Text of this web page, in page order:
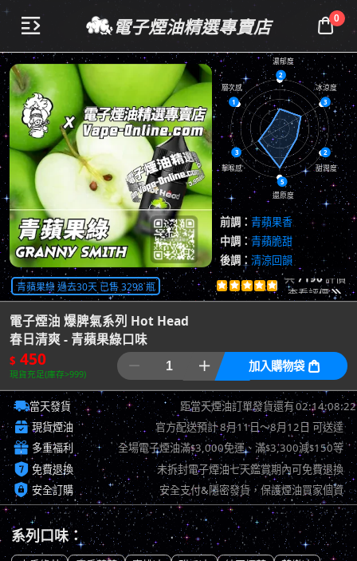
 電子煙油精選專賣店 0
2
3
2
5
3
1
濃郁度
冰涼度
甜潤度
還原度
擊喉感
層次感
前調： 青蘋果香
中調：青蘋脆甜
後調： 清涼回韻
青蘋果綠 過去30天 已售 3298 瓶      共 7196 評價
查看評價
電子煙油 爆脾氣系列 Hot Head
春日清爽 - 青蘋果綠口味
$ 450
現貨充足(庫存>999)
  加入購物袋 
當天發貨 距當天煙油訂單發貨還有02:14:07:48
 現貨煙油 官方配送預計8月11日～8月12日 可送達
 多重福利 全場電子煙油滿$3,000免運、滿$3,300減$150等
 免費退換 未拆封電子煙油七天鑑賞期內可免費退換
 安全訂購 安全支付&隱密發貨，保護煙油買家個資
系列口味：